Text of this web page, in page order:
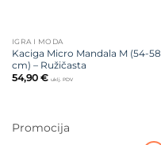
IGRA I MODA
Kaciga Micro Mandala M (54-58
cm) – Ružičasta
54,90 € uklj. PDV
Promocija